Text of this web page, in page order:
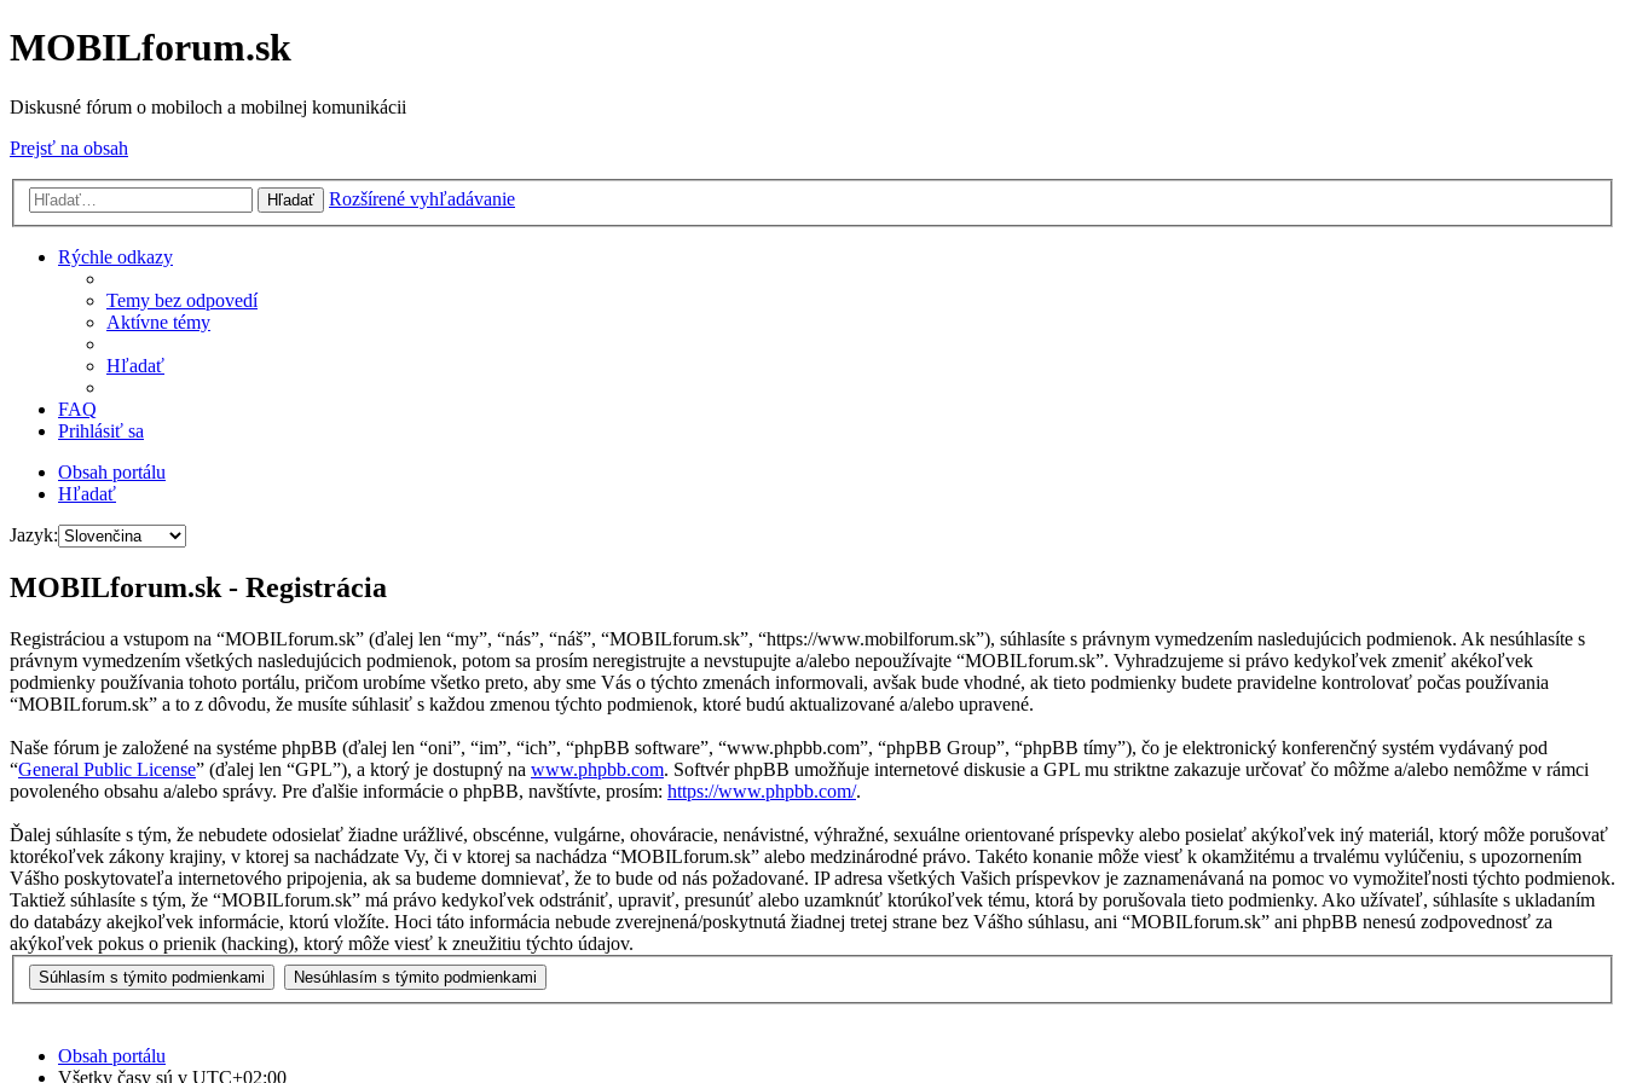
MOBILforum.sk
Diskusné fórum o mobiloch a mobilnej komunikácii
Prejsť na obsah
Hľadať Rozšírené vyhľadávanie
Rýchle odkazy
Temy bez odpovedí
Aktívne témy
Hľadať
FAQ
Prihlásiť sa
Obsah portálu
Hľadať
Jazyk:
MOBILforum.sk - Registrácia
Registráciou a vstupom na “MOBILforum.sk” (ďalej len “my”, “nás”, “náš”, “MOBILforum.sk”, “https://www.mobilforum.sk”), súhlasíte s právnym vymedzením nasledujúcich podmienok. Ak nesúhlasíte s
právnym vymedzením všetkých nasledujúcich podmienok, potom sa prosím neregistrujte a nevstupujte a/alebo nepoužívajte “MOBILforum.sk”. Vyhradzujeme si právo kedykoľvek zmeniť akékoľvek
podmienky používania tohoto portálu, pričom urobíme všetko preto, aby sme Vás o týchto zmenách informovali, avšak bude vhodné, ak tieto podmienky budete pravidelne kontrolovať počas používania
“MOBILforum.sk” a to z dôvodu, že musíte súhlasiť s každou zmenou týchto podmienok, ktoré budú aktualizované a/alebo upravené.
Naše fórum je založené na systéme phpBB (ďalej len “oni”, “im”, “ich”, “phpBB software”, “www.phpbb.com”, “phpBB Group”, “phpBB tímy”), čo je elektronický konferenčný systém vydávaný pod
“General Public License” (ďalej len “GPL”), a ktorý je dostupný na www.phpbb.com. Softvér phpBB umožňuje internetové diskusie a GPL mu striktne zakazuje určovať čo môžme a/alebo nemôžme v rámci
povoleného obsahu a/alebo správy. Pre ďalšie informácie o phpBB, navštívte, prosím: https://www.phpbb.com/.
Ďalej súhlasíte s tým, že nebudete odosielať žiadne urážlivé, obscénne, vulgárne, ohováracie, nenávistné, výhražné, sexuálne orientované príspevky alebo posielať akýkoľvek iný materiál, ktorý môže porušovať
ktorékoľvek zákony krajiny, v ktorej sa nachádzate Vy, či v ktorej sa nachádza “MOBILforum.sk” alebo medzinárodné právo. Takéto konanie môže viesť k okamžitému a trvalému vylúčeniu, s upozornením
Vášho poskytovateľa internetového pripojenia, ak sa budeme domnievať, že to bude od nás požadované. IP adresa všetkých Vašich príspevkov je zaznamenávaná na pomoc vo vymožiteľnosti týchto podmienok.
Taktiež súhlasíte s tým, že “MOBILforum.sk” má právo kedykoľvek odstrániť, upraviť, presunúť alebo uzamknúť ktorúkoľvek tému, ktorá by porušovala tieto podmienky. Ako užívateľ, súhlasíte s ukladaním
do databázy akejkoľvek informácie, ktorú vložíte. Hoci táto informácia nebude zverejnená/poskytnutá žiadnej tretej strane bez Vášho súhlasu, ani “MOBILforum.sk” ani phpBB nenesú zodpovednosť za
akýkoľvek pokus o prienik (hacking), ktorý môže viesť k zneužitiu týchto údajov.
Obsah portálu
Všetky časy sú v UTC+02:00